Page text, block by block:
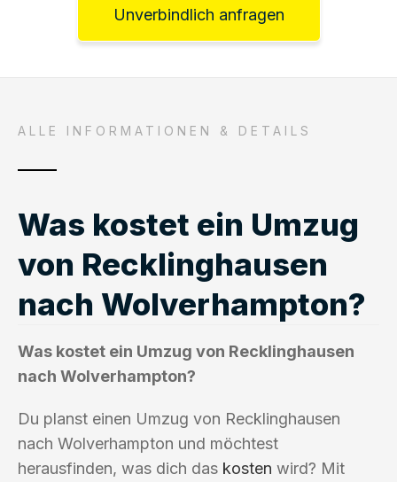
Unverbindlich anfragen
ALLE INFORMATIONEN & DETAILS
Was kostet ein Umzug
von Recklinghausen
nach Wolverhampton?
Was kostet ein Umzug von Recklinghausen
nach Wolverhampton?
Du planst einen Umzug von Recklinghausen
nach Wolverhampton und möchtest
herausfinden, was dich das kosten wird? Mit